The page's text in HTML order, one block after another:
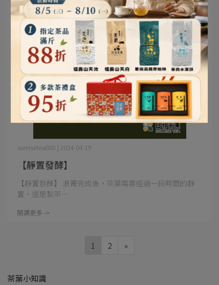
【靜置發酵】
sunrisetea888 | 2024-04-19
【靜置發酵】 浪菁完成後，茶葉需要經過一段時間的靜
置，這是製茶⋯
閱讀更多 ->
1 2 »
茶葉小知識